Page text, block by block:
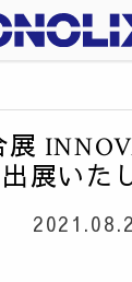
展
展いた